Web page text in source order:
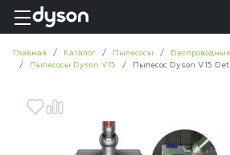
Главная Каталог Пылесосы
Пылесосы Dyson V15
Пылесос Dyson V15